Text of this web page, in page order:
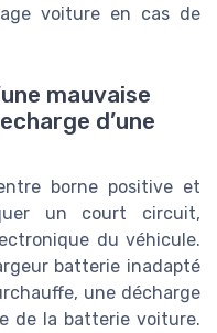
voiture en cas de
mauvaise
d’une
borne positive et
un court circuit,
du véhicule.
batterie inadapté
une décharge
de la batterie voiture.